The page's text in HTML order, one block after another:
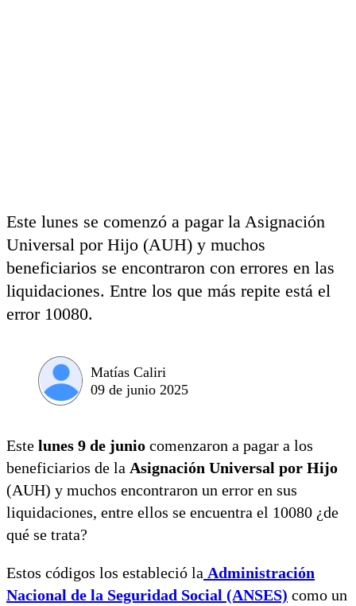
Este lunes se comenzó a pagar la Asignación
Universal por Hijo (AUH) y muchos
beneficiarios se encontraron con errores en las
liquidaciones. Entre los que más repite está el
error 10080.
Matías Caliri
09 de junio 2025
Este lunes 9 de junio comenzaron a pagar a los
beneficiarios de la Asignación Universal por Hijo
(AUH) y muchos encontraron un error en sus
liquidaciones, entre ellos se encuentra el 10080 ¿de
qué se trata?
Estos códigos los estableció la Administración
Nacional de la Seguridad Social (ANSES) como un